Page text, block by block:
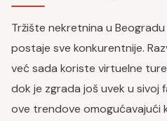
Tržište nekretnina u
postaje sve konkurentnije.
već sada koriste virtuelne
dok je zgrada još uvek u sivoj
ove trendove omogućavajući